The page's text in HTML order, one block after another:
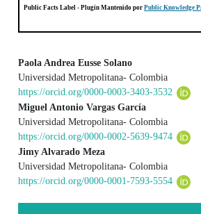
Public Facts Label - Plugin Mantenido porPublic Knowledge
Contenido principal del artículo
Paola Andrea Eusse Solano
Universidad Metropolitana- Colombia
https://orcid.org/0000-0003-3403-3532
Miguel Antonio Vargas García
Universidad Metropolitana- Colombia
https://orcid.org/0000-0002-5639-9474
Jimy Alvarado Meza
Universidad Metropolitana- Colombia
https://orcid.org/0000-0001-7593-5554